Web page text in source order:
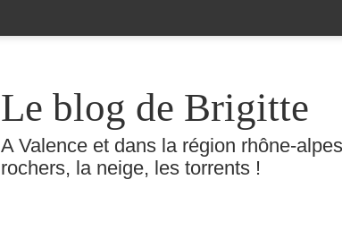
Le blog de Brigitte
A Valence et dans la région rhône-
rochers, la neige, les torrents !